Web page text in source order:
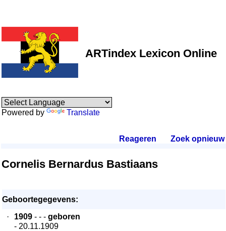
ARTindex Lexicon Online
Powered by Translate
Reageren Zoek opnieuw.
Cornelis Bernardus Bastiaans
Geboortegegevens:
·
1909 - - - geboren
- 20.11.1909